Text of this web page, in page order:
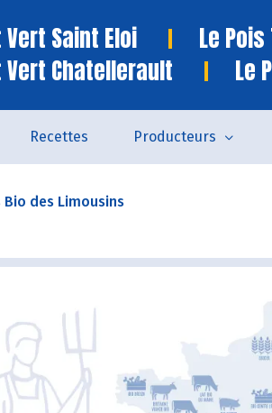
Vert Saint Eloi
Le
Vert Chatellerault
Le
Recettes Producteurs
Bio des Limousins